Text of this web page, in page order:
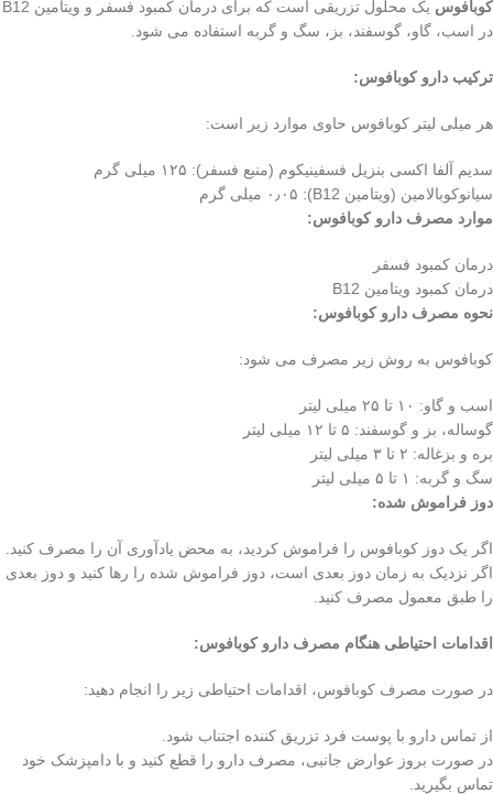
کوبافوس
یک محلول تزریقی است که برای درمان کمبود فسفر و ویتامین B12
در اسب، گاو، گوسفند، بز، سگ و گربه استفاده می شود.
ترکیب دارو کوبافوس:
هر میلی لیتر کوبافوس حاوی موارد زیر است:
سدیم آلفا اکسی بنزیل فسفینیکوم (منبع فسفر): ۱۲۵ میلی گرم
سیانوکوبالامین (ویتامین B12): ۰٫۰۵ میلی گرم
موارد مصرف دارو کوبافوس:
درمان کمبود فسفر
درمان کمبود ویتامین B12
نحوه مصرف دارو کوبافوس:
کوبافوس به روش زیر مصرف می شود:
اسب و گاو: ۱۰ تا ۲۵ میلی لیتر
گوساله، بز و گوسفند: ۵ تا ۱۲ میلی لیتر
بره و بزغاله: ۲ تا ۳ میلی لیتر
سگ و گربه: ۱ تا ۵ میلی لیتر
دوز فراموش شده:
اگر یک دوز کوبافوس را فراموش کردید، به محض یادآوری آن را مصرف کنید.
اگر نزدیک به زمان دوز بعدی است، دوز فراموش شده را رها کنید و دوز بعدی
را طبق معمول مصرف کنید.
اقدامات احتیاطی هنگام مصرف دارو کوبافوس:
در صورت مصرف کوبافوس، اقدامات احتیاطی زیر را انجام دهید:
از تماس دارو با پوست فرد تزریق کننده اجتناب شود.
در صورت بروز عوارض جانبی، مصرف دارو را قطع کنید و با دامپزشک خود
تماس بگیرید.